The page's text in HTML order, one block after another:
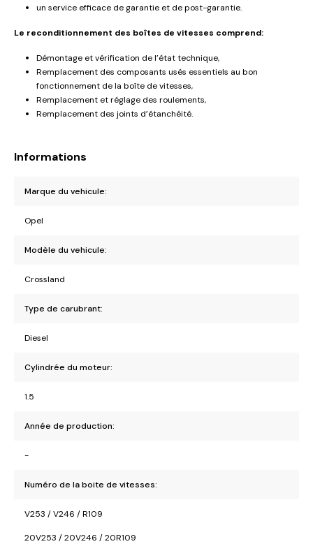
un service efficace de garantie et de post-garantie.
Le reconditionnement des boîtes de vitesses comprend:
Démontage et vérification de l’état technique,
Remplacement des composants usés essentiels au bon
fonctionnement de la boîte de vitesses,
Remplacement et réglage des roulements,
Remplacement des joints d’étanchéité.
Informations
Marque du vehicule:
Opel
Modèle du vehicule:
Crossland
Type de carubrant:
Diesel
Cylindrée du moteur:
1.5
Année de production:
-
Numéro de la boite de vitesses:
V253 / V246 / R109
20V253 / 20V246 / 20R109